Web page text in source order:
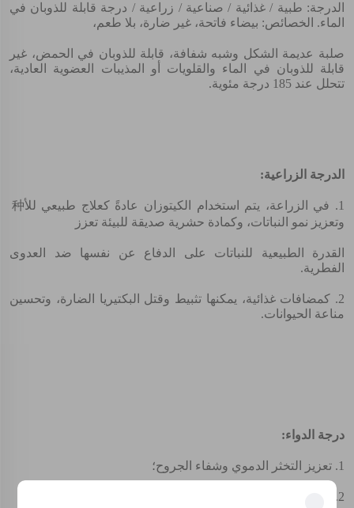
الدرجة: طبية / غذائية / صناعية / زراعية / درجة قابلة للذوبان في
الماء. الخصائص: بيضاء فاتحة، غير ضارة، بلا طعم،
صلبة عديمة الشكل وشبه شفافة، قابلة للذوبان في الحمض، غير
قابلة للذوبان في الماء والقلويات أو المذيبات العضوية العادية،
تتحلل عند 185 درجة مئوية.
الدرجة الزراعية:
1. في الزراعة، يتم استخدام الكيتوزان عادةً كعلاج طبيعي للأ种
وتعزيز نمو النباتات، وكمادة حشرية صديقة للبيئة تعزز
القدرة الطبيعية للنباتات على الدفاع عن نفسها ضد العدوى
الفطرية.
2. كمضافات غذائية، يمكنها تثبيط وقتل البكتيريا الضارة، وتحسين
مناعة الحيوانات.
درجة الدواء:
1. تعزيز التخثر الدموي وشفاء الجروح؛
2. تُستخدم كمصفوفة لإطلاق الدواء ببطء؛